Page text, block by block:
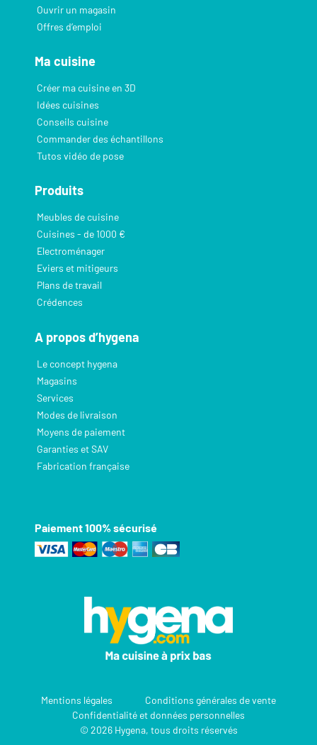
Ouvrir un magasin
Offres d’emploi
Ma cuisine
Créer ma cuisine en 3D
Idées cuisines
Conseils cuisine
Commander des échantillons
Tutos vidéo de pose
Produits
Meubles de cuisine
Cuisines - de 1000 €
Electroménager
Eviers et mitigeurs
Plans de travail
Crédences
A propos d’hygena
Le concept hygena
Magasins
Services
Modes de livraison
Moyens de paiement
Garanties et SAV
Fabrication française
Paiement 100% sécurisé
Mentions légales
Conditions générales de vente
Confidentialité et données personnelles
© 2026 Hygena, tous droits réservés